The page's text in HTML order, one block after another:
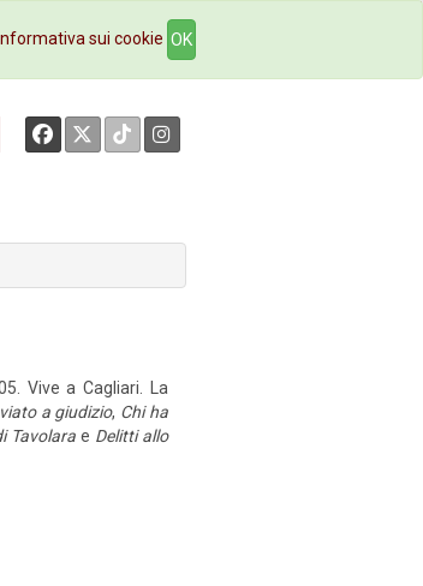
Contatti
Vive a Cagliari. La
a giudizio, Chi ha
Tavolarae Delitti allo
sui cookie OK